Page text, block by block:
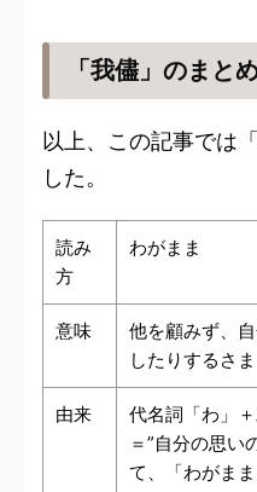
「我儘」のまと
以上、この記事では
した。
読み
方
わがまま
意味
他を顧みず、
したりするさま
由来
代名詞「わ」
＝”自分の思い
て、「わがま